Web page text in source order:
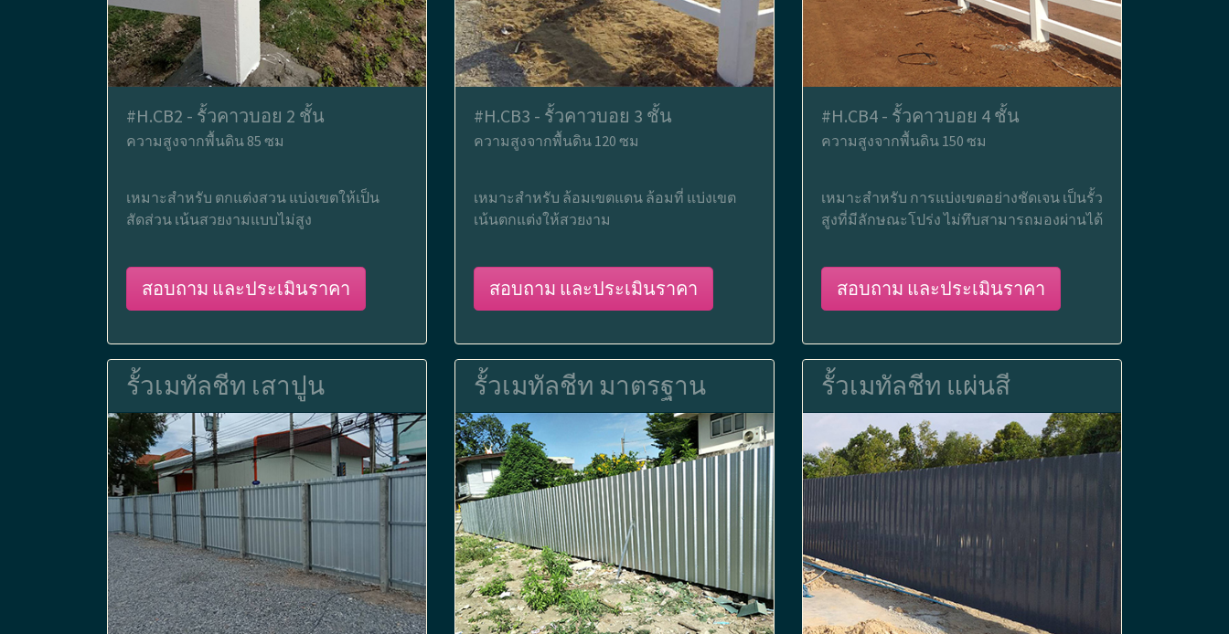
#H.CB2 - รั้วคาวบอย 2 ชั้น
ความสูงจากพื้นดิน 85 ซม
เหมาะสำหรับ ตกแต่งสวน แบ่งเขตให้เป็น
สัดส่วน เน้นสวยงามแบบไม่สูง
สอบถาม และประเมินราคา
#H.CB3 - รั้วคาวบอย 3 ชั้น
ความสูงจากพื้นดิน 120 ซม
เหมาะสำหรับ ล้อมเขตแดน ล้อมที่ แบ่งเขต
เน้นตกแต่งให้สวยงาม
สอบถาม และประเมินราคา
#H.CB4 - รั้วคาวบอย 4 ชั้น
ความสูงจากพื้นดิน 150 ซม
เหมาะสำหรับ การแบ่งเขตอย่างชัดเจน เป็นรั้ว
สูงที่มีลักษณะโปร่ง ไม่ทึบสามารถมองผ่านได้
สอบถาม และประเมินราคา
รั้วเมทัลชีท เสาปูน รั้วเมทัลชีท มาตรฐาน รั้วเมทัลชีท แผ่นสี